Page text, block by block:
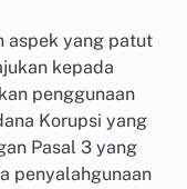
aspek yang patut
kepada
penggunaan
Korupsi yang
Pasal 3 yang
penyalahgunaan